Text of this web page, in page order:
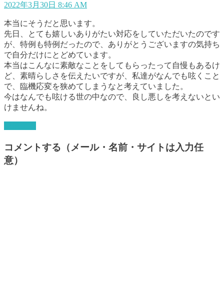
2022年3月30日 8:46 AM
本当にそうだと思います。
先日、とても嬉しいありがたい対応をしていただいたのです
が、特例も特例だったので、ありがとうございますの気持ち
で自分だけにとどめています。
本当はこんなに素敵なことをしてもらったって自慢もあるけ
ど、素晴らしさを伝えたいですが、私達がなんでも呟くこと
で、臨機応変を狭めてしまうなと考えていました。
今はなんでも呟ける世の中なので、良し悪しを考えないとい
けませんね。
コメントする（メール・名前・サイトは入力任
意）